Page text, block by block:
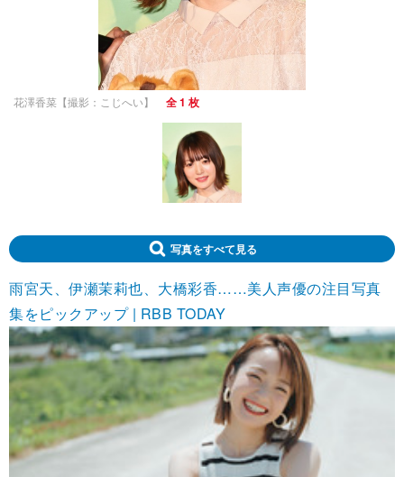
花澤香菜【撮影：こじへい】 全 1 枚
写真をすべて見る
雨宮天、伊瀬茉莉也、大橋彩香……美人声優の注目写真
集をピックアップ | RBB TODAY